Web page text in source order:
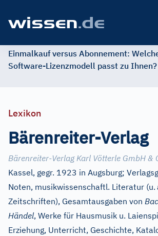
Einmalkauf versus Abonnement:
Software-Lizenzmodell passt zu Ihnen?
Lexikon
Bärenreiter-Verlag
Bärenreiter-Verlag Karl Vötterle GmbH &
Kassel, gegr. 1923 in Augsburg;
Noten, musikwissenschaftl. Literatur (u.
Zeitschriften), Gesamtausgaben von
Händel, Werke für Hausmusik u.
Erziehung, Unterricht, Geschichte,